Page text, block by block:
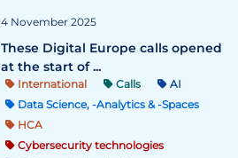
4 November 2025
These Digital Europe calls opened
at the start of ...
International Calls
AI
Data Science, -Analytics & -Spaces
HCA
Cybersecurity technologies